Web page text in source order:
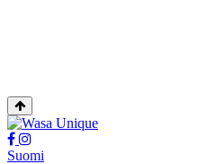
Tillbaka
upp
Social
link
Social
link
Suomi